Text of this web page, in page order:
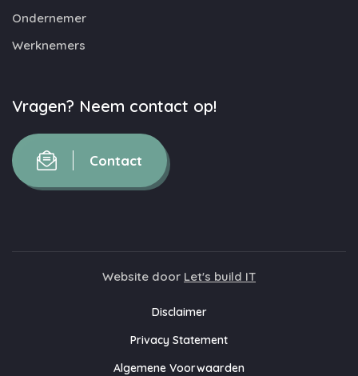
Ondernemer
Werknemers
Vragen? Neem contact op!
Contact
Website door Let's build IT
Disclaimer
Privacy Statement
Algemene Voorwaarden